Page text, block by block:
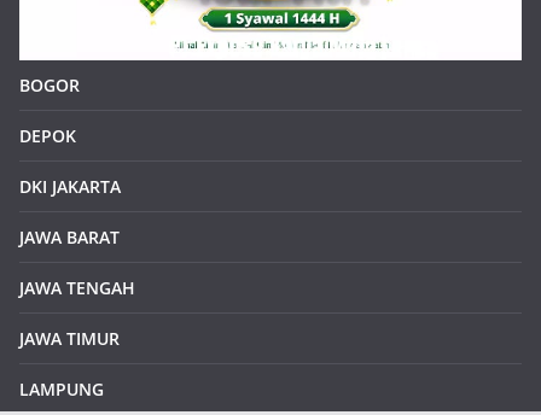
BOGOR
DEPOK
DKI JAKARTA
JAWA BARAT
JAWA TENGAH
JAWA TIMUR
LAMPUNG